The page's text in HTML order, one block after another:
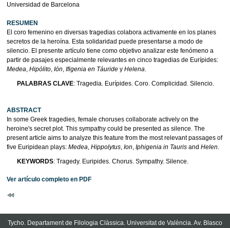
Universidad de Barcelona
RESUMEN
El coro femenino en diversas tragedias colabora activamente en los planes
secretos de la heroína. Esta solidaridad puede presentarse a modo de
silencio. El presente artículo tiene como objetivo analizar este fenómeno a
partir de pasajes especialmente relevantes en cinco tragedias de Eurípides:
Medea, Hipólito, Ión, Ifigenia en Táuridey Helena.
PALABRAS CLAVE: Tragedia. Eurípides. Coro. Complicidad. Silencio.
ABSTRACT
In some Greek tragedies, female choruses collaborate actively on the
heroine's secret plot. This sympathy could be presented as silence. The
present article aims to analyze this feature from the most relevant passages of
five Euripidean plays: Medea, Hippolytus, Ion, Iphigenia in Taurisand Helen.
KEYWORDS: Tragedy. Euripides. Chorus. Sympathy. Silence.
Ver artículo completo en PDF
Tycho. Departament de Filologia Clàssica. Universitat de València. Av. Blasco